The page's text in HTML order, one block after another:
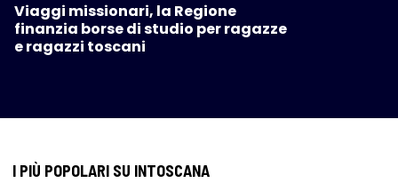
Viaggi missionari, la Regione
finanzia borse di studio per ragazze
e ragazzi toscani
I PIÙ POPOLARI SU INTOSCANA